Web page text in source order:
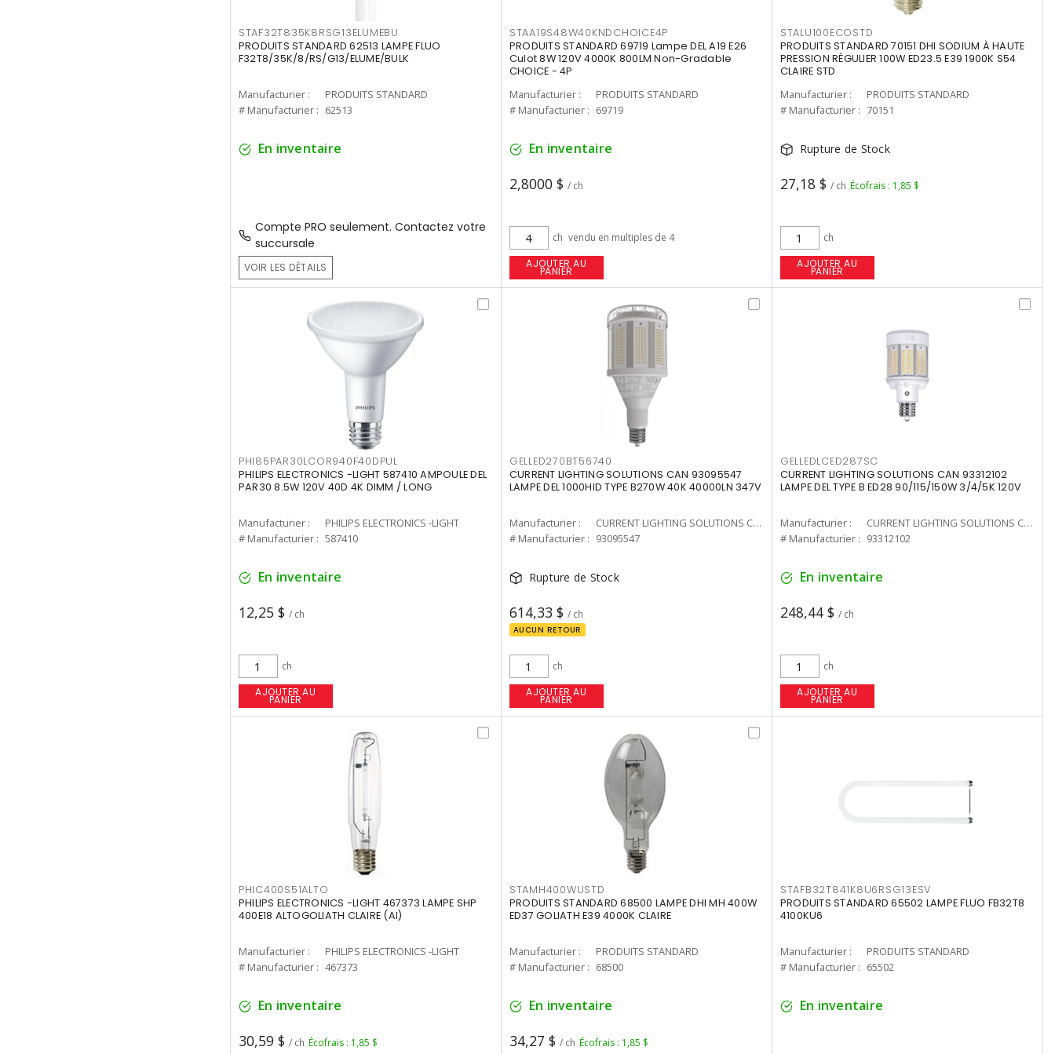
STAF32T835K8RSG13ELUMEBU
PRODUITS STANDARD 62513 LAMPE FLUO
F32T8/35K/8/RS/G13/ELUME/BULK
Manufacturier :
PRODUITS STANDARD
# Manufacturier : 62513
En inventaire
Compte PRO seulement. Contactez votre
succursale
VOIR LES DÉTAILS
STAA19S48W40KNDCHOICE4P
PRODUITS STANDARD 69719 Lampe DEL A19 E26
Culot 8W 120V 4000K 800LM Non-Gradable
CHOICE - 4P
Manufacturier :
PRODUITS STANDARD
# Manufacturier : 69719
En inventaire
2,8000 $ / ch
ch vendu en multiples de 4
AJOUTER AU
PANIER
STALU100ECOSTD
PRODUITS STANDARD 70151 DHI SODIUM À HAUTE
PRESSION RÉGULIER 100W ED23.5 E39 1900K S54
CLAIRE STD
Manufacturier :
PRODUITS STANDARD
# Manufacturier : 70151
Rupture de Stock
27,18 $ / ch Écofrais : 1,85 $
ch
AJOUTER AU
PANIER
PHI85PAR30LCOR940F40DPUL
PHILIPS ELECTRONICS -LIGHT 587410 AMPOULE DEL
PAR30 8.5W 120V 40D 4K DIMM / LONG
Manufacturier :
PHILIPS ELECTRONICS -LIGHT
# Manufacturier : 587410
En inventaire
12,25 $ / ch
ch
AJOUTER AU
PANIER
GELLED270BT56740
CURRENT LIGHTING SOLUTIONS CAN 93095547
LAMPE DEL 1000HID TYPE B270W 40K 40000LN 347V
Manufacturier :
CURRENT LIGHTING SOLUTIONS CAN
# Manufacturier : 93095547
Rupture de Stock
614,33 $ / ch
AUCUN RETOUR
ch
AJOUTER AU
PANIER
GELLEDLCED287SC
CURRENT LIGHTING SOLUTIONS CAN 93312102
LAMPE DEL TYPE B ED28 90/115/150W 3/4/5K 120V
Manufacturier :
CURRENT LIGHTING SOLUTIONS CAN
# Manufacturier : 93312102
En inventaire
248,44 $ / ch
ch
AJOUTER AU
PANIER
PHIC400S51ALTO
PHILIPS ELECTRONICS -LIGHT 467373 LAMPE SHP
400E18 ALTOGOLIATH CLAIRE (AI)
Manufacturier :
PHILIPS ELECTRONICS -LIGHT
# Manufacturier : 467373
En inventaire
30,59 $ / ch Écofrais : 1,85 $
STAMH400WUSTD
PRODUITS STANDARD 68500 LAMPE DHI MH 400W
ED37 GOLIATH E39 4000K CLAIRE
Manufacturier :
PRODUITS STANDARD
# Manufacturier : 68500
En inventaire
34,27 $ / ch Écofrais : 1,85 $
STAFB32T841K8U6RSG13ESV
PRODUITS STANDARD 65502 LAMPE FLUO FB32T8
4100KU6
Manufacturier :
PRODUITS STANDARD
# Manufacturier : 65502
En inventaire